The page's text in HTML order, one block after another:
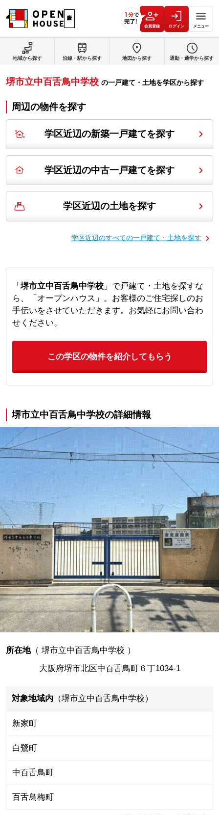
会員登録 ログイン メニュー
地域から探す 沿線・駅から探す 地図から探す 通勤・通学から探す
堺市立中百舌鳥中学校 の一戸建て・土地を学区から探す
周辺の物件を探す
学区近辺の新築一戸建てを探す
学区近辺の中古一戸建てを探す
学区近辺の土地を探す
学区近辺のすべての一戸建て・土地を探す
「 堺市立中百舌鳥中学校」で戸建て・土地を探すな
ら、「オープンハウス」。お客様のご住宅探しのお
手伝いをさせていただきます。お気軽にお問い合わ
せください。
この学区の物件を紹介してもらう
堺市立中百舌鳥中学校の詳細情報
所在地（ 堺市立中百舌鳥中学校 ）
大阪府堺市北区中百舌鳥町６丁1034-1
対象地域内 （堺市立中百舌鳥中学校）
新家町
白鷺町
中百舌鳥町
百舌鳥梅町